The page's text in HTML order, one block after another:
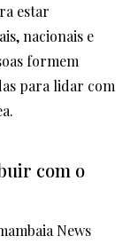
estar
nacionais e
formem
para lidar com
com o
News